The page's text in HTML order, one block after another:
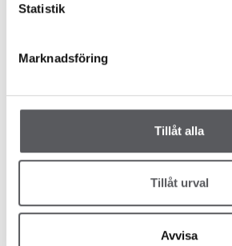
Statistik
Marknadsföring
Tillåt alla
Tillåt urval
Avvisa